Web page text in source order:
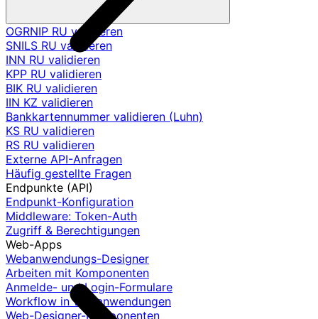
OGRNIP RU validieren
SNILS RU validieren
INN RU validieren
KPP RU validieren
BIK RU validieren
IIN KZ validieren
Bankkartennummer validieren (Luhn)
KS RU validieren
RS RU validieren
Externe API-Anfragen
Häufig gestellte Fragen
Endpunkte (API)
Endpunkt-Konfiguration
Middleware: Token-Auth
Zugriff & Berechtigungen
Web-Apps
Webanwendungs-Designer
Arbeiten mit Komponenten
Anmelde- und Login-Formulare
Workflow in Webanwendungen
Web-Designer-Komponenten